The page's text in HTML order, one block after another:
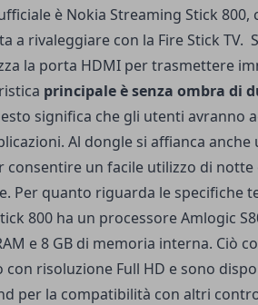
è Nokia Streaming Stick 800,
a rivaleggiare con la Fire Stick TV.
la porta HDMI per trasmettere
principale è senza ombra di
significa che gli utenti avranno
Al dongle si affianca
un facile utilizzo di notte
Per quanto riguarda le specifiche
800 ha un processore Amlogic
e 8 GB di memoria interna. Ciò
risoluzione Full HD e sono
per la compatibilità con altri